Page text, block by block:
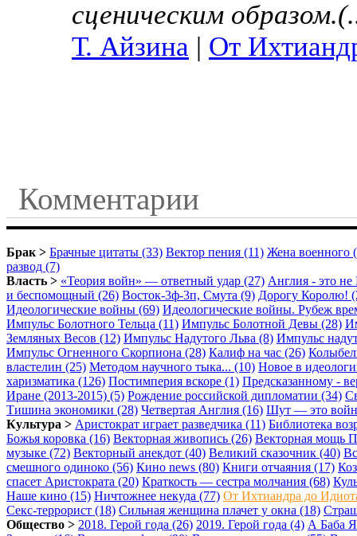
сценическим
Т. Айзина | От
Комментарии
Брак > Брачные цитаты (33) Вектор пения (11) Жена военного
развод (7)
Власть > «Теория войн» — ответный удар (27) Англия - это не
и беспомощный (26) Восток-3ф-3п, Смута (9) Дорогу Королю!
Идеологические войны (69) Идеологические войны. Рубеж
Импульс Болотного Тельца (11) Импульс Болотной Девы (28)
Земляных Весов (12) Импульс Надутого Льва (8) Импульс
Импульс Огненного Скорпиона (28) Калиф на час (26)
властелин (25) Методом научного тыка... (10) Новое в
харизматика (126) Постимперия вскоре (1) Предсказанному -
Иране (2013-2015) (5) Рождение российской дипломатии (34)
Тишина экономики (28) Четвертая Англия (16) Шут — это
Культура > Аристократ играет разведчика (11) Библиотека
Божья коровка (16) Векторная живопись (26) Векторная мощь
музыке (72) Векторный анекдот (40) Великий сказочник (40)
смешного одиноко (56) Кино news (80) Книги отчаяния (17)
спасет Аристократа (20) Краткость — сестра молчания (68)
Наше кино (15) Ничтожнее некуда (77) От Ихтиандра до
Секс-террорист (18) Сильная женщина плачет у окна (18)
Общество > 2018. Герой года (26) 2019. Герой года (4) А Баба